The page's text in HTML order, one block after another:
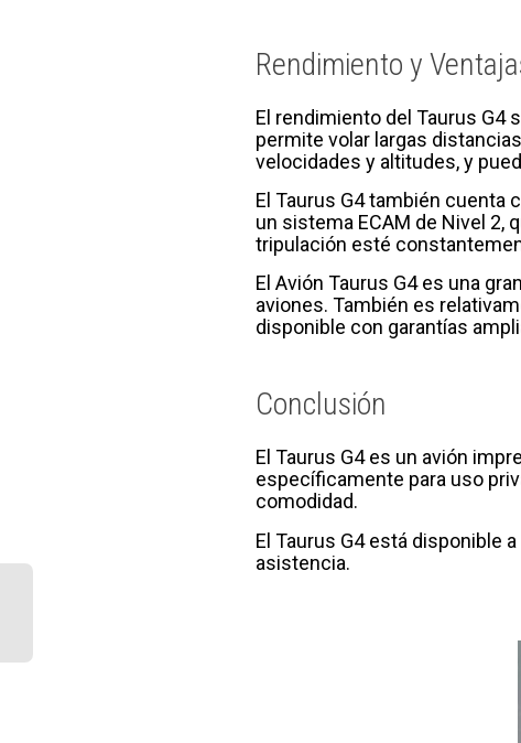
Rendimiento y
El rendimiento del Taurus G4
permite volar largas
velocidades y altitudes, y
El Taurus G4 también cuenta
un sistema ECAM de Nivel 2,
tripulación esté
El Avión Taurus G4 es una
aviones. También es
disponible con garantías
Conclusión
El Taurus G4 es un avión
específicamente para uso
comodidad.
El Taurus G4 está disponible
asistencia.